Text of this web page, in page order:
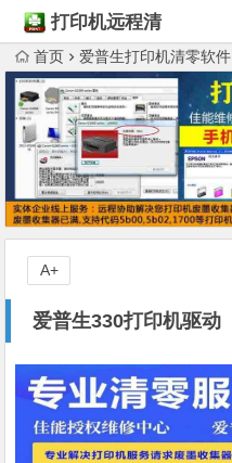
打印机远程清
零首页 爱普生打印机清零软件
爱普生330打印机驱动
A+